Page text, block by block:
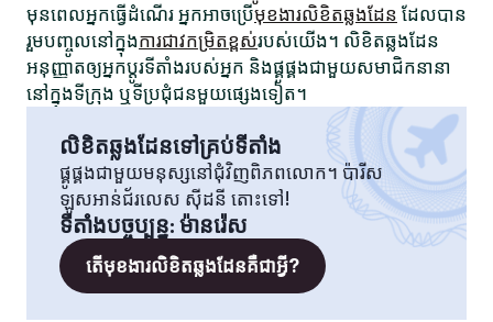
មុនពេលអ្នកធ្វើដំណើរ អ្នកអាចប្រើមុខងារលិខិតឆ្លងដែន ដែលបាន
រួមបញ្ចូលនៅក្នុងការជាវកម្រិតខ្ពស់របស់យើង។ លិខិតឆ្លងដែន
អនុញ្ញាតឲ្យអ្នកប្តូរទីតាំងរបស់អ្នក និងផ្គូផ្គងជាមួយសមាជិកនានា
នៅក្នុងទីក្រុង ឬទីប្រជុំជនមួយផ្សេងទៀត។
លិខិតឆ្លងដែនទៅគ្រប់ទីតាំង
ផ្គូផ្គងជាមួយមនុស្សនៅជុំវិញពិភពលោក។ ប៉ារីស
ឡូសអាន់ជ័រលេស ស៊ីដនី តោះទៅ!
ទីតាំងបច្ចុប្បន្ន: ម៉ានរ៉េស
តើមុខងារលិខិតឆ្លងដែនគឺជាអ្វី?